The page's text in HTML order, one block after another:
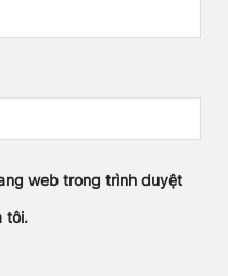
web trong trình duyệt
tôi.